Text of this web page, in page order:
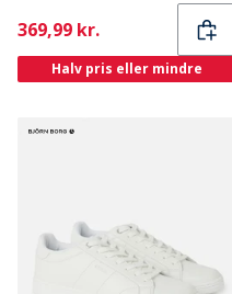
Current
369,99 kr.
Halv pris eller mindre